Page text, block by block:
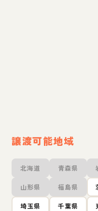
譲渡可能地域
北海道 青森県
山形県 福島県
埼玉県 千葉県